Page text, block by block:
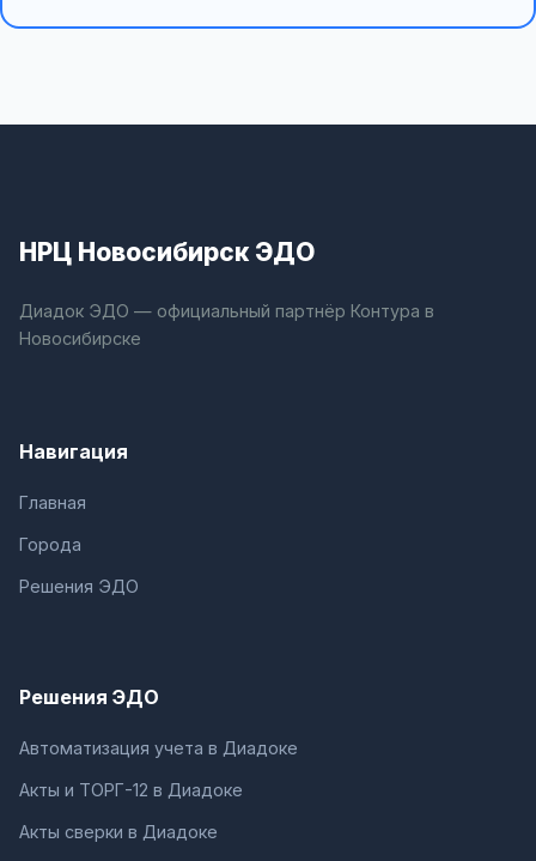
НРЦ Новосибирск ЭДО
Диадок ЭДО — официальный партнёр Контура в
Новосибирске
Навигация
Главная
Города
Решения ЭДО
Решения ЭДО
Автоматизация учета в Диадоке
Акты и ТОРГ-12 в Диадоке
Акты сверки в Диадоке